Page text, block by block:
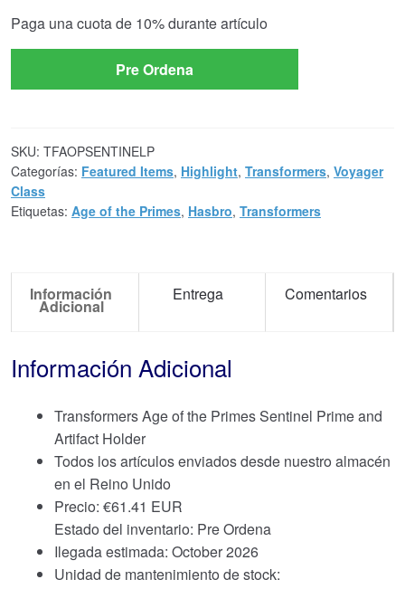
Paga una cuota de 10%durante artículo
Pre Ordena
SKU: TFAOPSENTINELP
Categorías: Featured Items, Highlight, Transformers, Voyager
Class
Etiquetas: Age of the Primes, Hasbro, Transformers
Información
Adicional
Entrega Comentarios
Información Adicional
Transformers Age of the Primes Sentinel Prime and
Artifact Holder
Todos los artículos enviados desde nuestro almacén
en el Reino Unido
Precio: €61.41 EUR
Estado del inventario: Pre Ordena
Ilegada estimada: October 2026
Unidad de mantenimiento de stock: